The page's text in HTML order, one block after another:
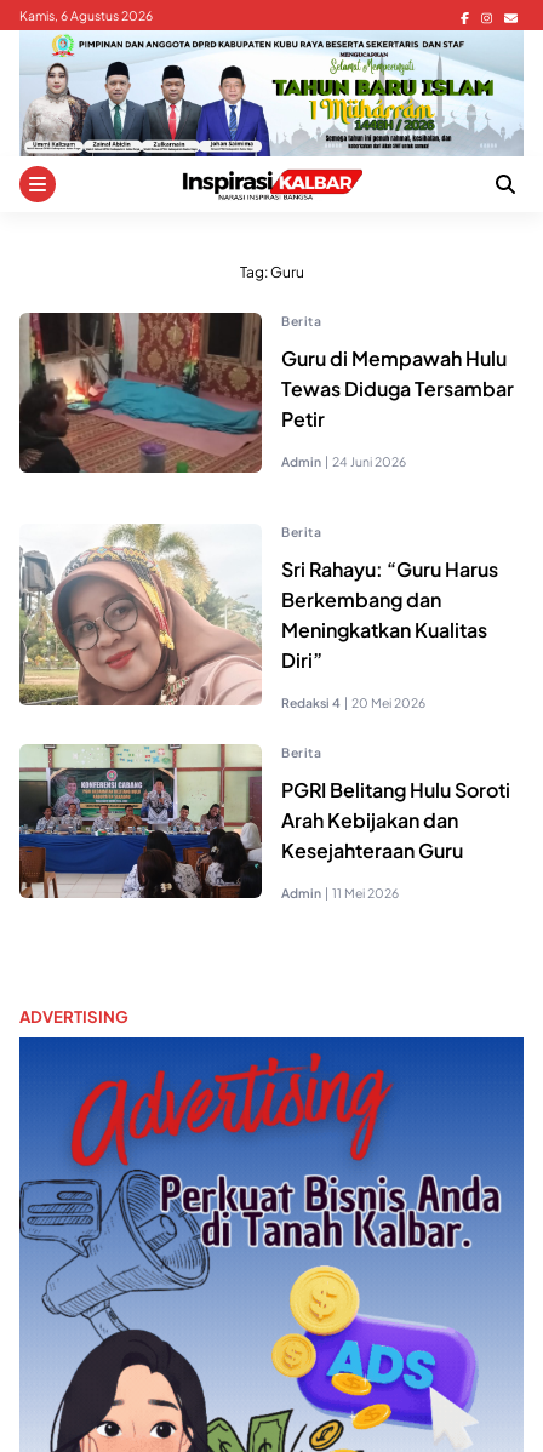
Skip
content
Kamis, 6 Agustus 2026
Tag:Guru
Berita
Guru di Mempawah Hulu
Tewas Diduga Tersambar
Petir
Admin | 24 Juni 2026
Berita
Sri Rahayu: “Guru Harus
Berkembang dan
Meningkatkan Kualitas
Diri”
Redaksi 4 | 20 Mei 2026
Berita
PGRI Belitang Hulu Soroti
Arah Kebijakan dan
Kesejahteraan Guru
Admin | 11 Mei 2026
ADVERTISING